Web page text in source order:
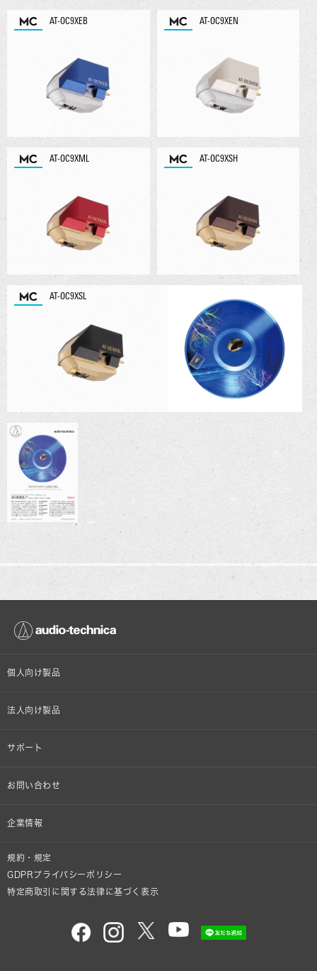
MC AT-OC9XEB MC AT-OC9XEN
MC AT-OC9XML MC AT-OC9XSH
MC AT-OC9XSL
個人向け製品
オンラインストア限定
車載製品
法人向け製品
設備音響機器
半導体レーザー応用製品
サポート
個人向け製品サポート
お問い合わせ
その他、メディア 取材関連等のお問い合わせ
企業情報
株式会社オーディオテクニカ
採用情報
GLOBAL-オーディオテクニカ
規約・規定
GDPRプライバシーポリシー
特定商取引に関する法律に基づく表示